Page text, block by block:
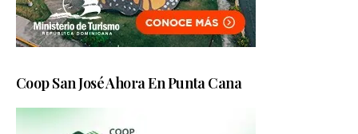
Coop San José Ahora En Punta Cana